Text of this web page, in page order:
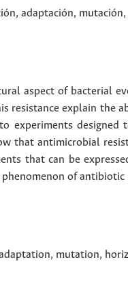
, adaptación, mutación,
aspect of bacterial
resistance explain the
experiments
that antimicrobial
that can be
of antibiotic
, mutation,